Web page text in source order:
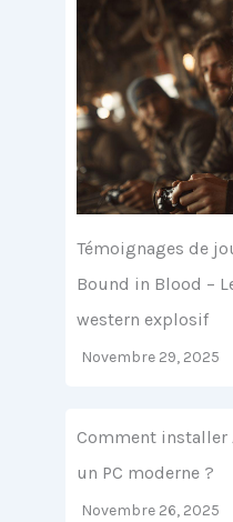
Témoignages de
Bound in Blood –
western explosif
Novembre 29, 2025
Comment installer
un PC moderne ?
Novembre 26, 2025